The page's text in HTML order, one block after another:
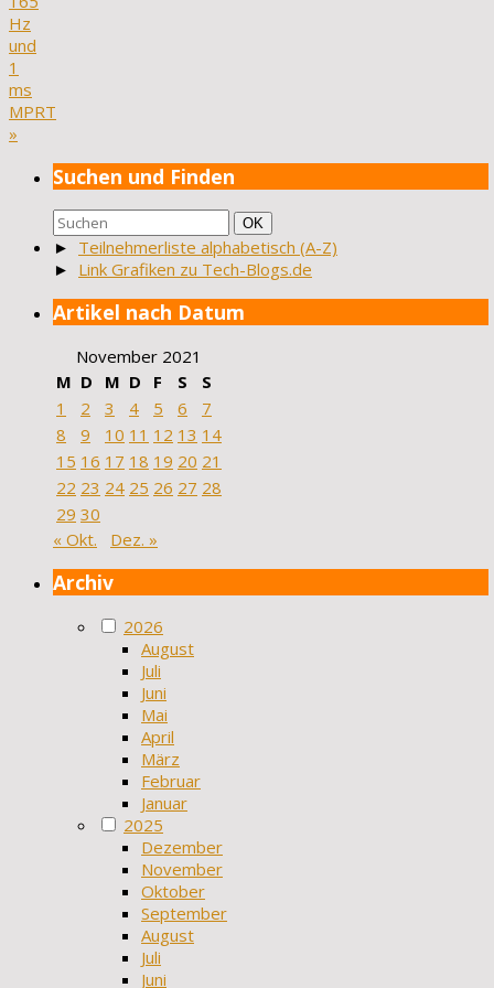
Hz
und
1
ms
MPRT
»
Suchen und Finden
Suchen
nach:
Suchen
OK
► Teilnehmerliste alphabetisch (A-Z)
► Link Grafiken zu Tech-Blogs.de
Artikel nach Datum
November 2021
M D M D F S
S
1
2 3 4 5 6
7
8
9 10 11 12 13 14
15 16 17 18 19 20 21
22 23 24 25 26 27 28
29 30
« Okt.
Dez. »
Archiv
2026
August
Juli
Juni
Mai
April
März
Februar
Januar
2025
Dezember
November
Oktober
September
August
Juli
Juni